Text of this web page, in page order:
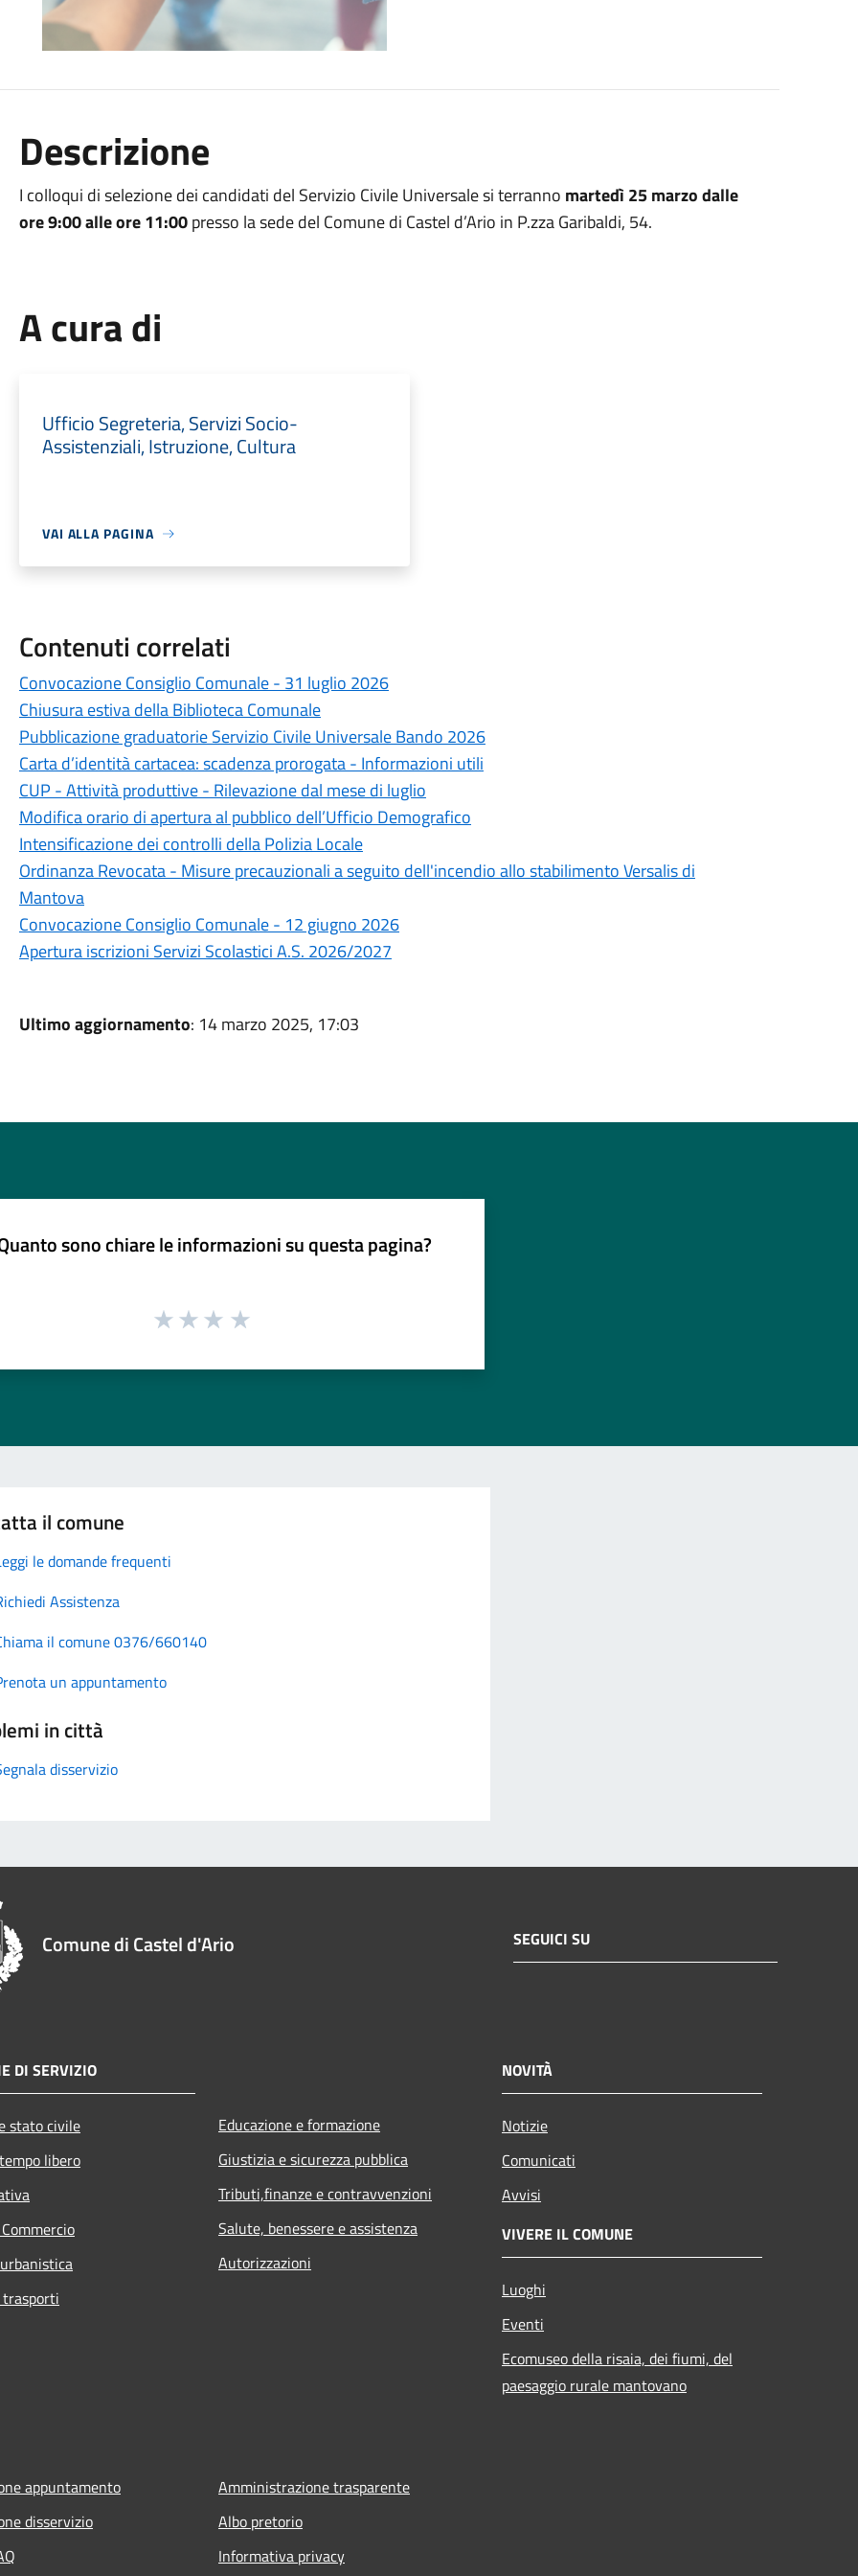
Descrizione
I colloqui di selezione dei candidati del Servizio Civile Universale si terranno martedì 25 marzo dalle
ore 9:00 alle ore 11:00presso la sede del Comune di Castel d’Ario in P.zza Garibaldi, 54.
A cura di
Ufficio Segreteria, Servizi Socio-
Assistenziali, Istruzione, Cultura
VAI ALLA PAGINA
Contenuti correlati
Convocazione Consiglio Comunale - 31 luglio 2026
Chiusura estiva della Biblioteca Comunale
Pubblicazione graduatorie Servizio Civile Universale Bando 2026
Carta d’identità cartacea: scadenza prorogata - Informazioni utili
CUP - Attività produttive - Rilevazione dal mese di luglio
Modifica orario di apertura al pubblico dell’Ufficio Demografico
Intensificazione dei controlli della Polizia Locale
Ordinanza Revocata - Misure precauzionali a seguito dell'incendio allo stabilimento Versalis di
Mantova
Convocazione Consiglio Comunale - 12 giugno 2026
Apertura iscrizioni Servizi Scolastici A.S. 2026/2027
Ultimo aggiornamento: 14 marzo 2025, 17:03
sono chiare le informazioni su questa pagina?
il comune
le domande frequenti
Assistenza
il comune 0376/660140
un appuntamento
in città
disservizio
Comune di Castel d'Ario SEGUICI SU
DI SERVIZIO
stato civile
libero
Educazione e formazione
Giustizia e sicurezza pubblica
Tributi,finanze e contravvenzioni
Salute, benessere e assistenza
Autorizzazioni
NOVITÀ
Notizie
Comunicati
Avvisi
VIVERE IL COMUNE
Luoghi
Eventi
Ecomuseo della risaia, dei fiumi, del
paesaggio rurale mantovano
appuntamento
disservizio
Amministrazione trasparente
Albo pretorio
Informativa privacy